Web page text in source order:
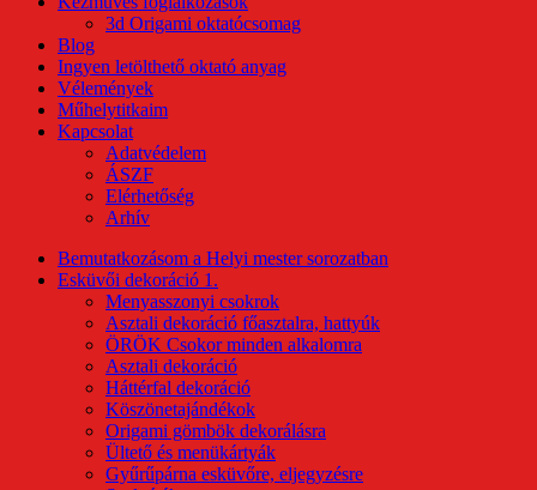
3d Origami oktatócsomag
Blog
Ingyen letölthető oktató anyag
Vélemények
Műhelytitkaim
Kapcsolat
Adatvédelem
ÁSZF
Elérhetőség
Arhív
Bemutatkozásom a Helyi mester sorozatban
Esküvői dekoráció 1.
Menyasszonyi csokrok
Asztali dekoráció főasztalra, hattyúk
ÖRÖK Csokor minden alkalomra
Asztali dekoráció
Háttérfal dekoráció
Köszönetajándékok
Origami gömbök dekorálásra
Ültető és menükártyák
Gyűrűpárna esküvőre, eljegyzésre